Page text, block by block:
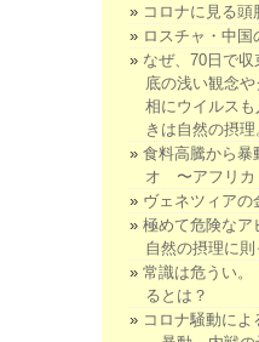
コロナに見る頭
ロスチャ・中国
なぜ、70日で
底の浅い観念
相にウイルス
きは自然の摂理
食料高騰から暴
オ 〜アフリカ
ヴェネツィアの
極めて危険なア
自然の摂理に
常識は危うい。
るとは？
コロナ騒動に